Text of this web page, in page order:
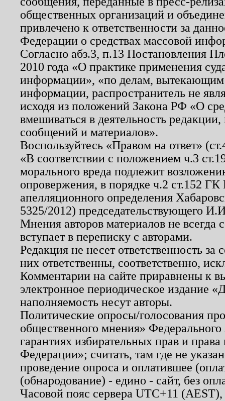
общественных организаций и
привлечено к ответственности за
Федерации о средствах массовой
Согласно абз.3, п.13 Постановления
2010 года «О практике применения
информации», «по делам, вытекающим
информации, распространитель не
исходя из положений Закона РФ «О
вмешиваться в деятельность
сообщений и материалов».
Воспользуйтесь «Правом на ответ»
«В соответствии с положением ч.3
морального вреда подлежит
опровержения, в порядке ч.2 ст.152
апелляционного определения
5325/2012) председательствующего
Мнения авторов материалов не
вступает в переписку с авторами.
Редакция не несет ответственность
них ответственны, соответственно,
Комментарии на сайте приравнены к
электронное периодическое издание
наполняемость несут авторы.
Политические опросы/голосования
общественного мнения»
гарантиях избирательных прав и
Федерации»; считать, там где не
проведение опроса и оплатившее
(обнародование) - едино - сайт, без
Часовой пояс сервера UTC+11